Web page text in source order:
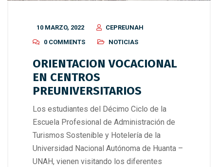
10 MARZO, 2022
CEPREUNAH
0 COMMENTS
NOTICIAS
ORIENTACION VOCACIONAL
EN CENTROS
PREUNIVERSITARIOS
Los estudiantes del Décimo Ciclo de la
Escuela Profesional de Administración de
Turismos Sostenible y Hotelería de la
Universidad Nacional Autónoma de Huanta –
UNAH, vienen visitando los diferentes